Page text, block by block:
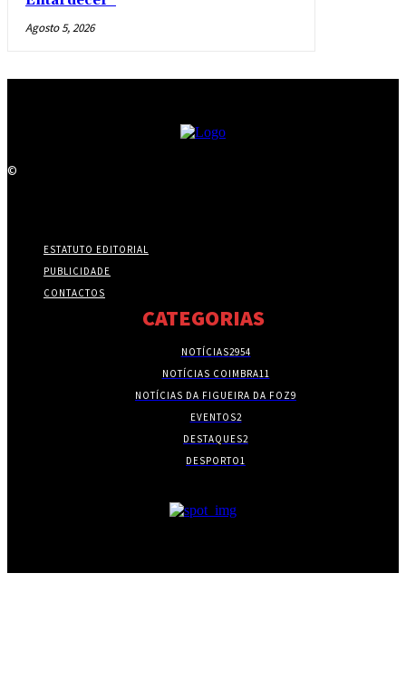
Agosto 5, 2026
©
ESTATUTO EDITORIAL
PUBLICIDADE
CONTACTOS
CATEGORIAS
NOTÍCIAS2954
NOTÍCIAS COIMBRA11
NOTÍCIAS DA FIGUEIRA DA FOZ9
EVENTOS2
DESTAQUES2
DESPORTO1